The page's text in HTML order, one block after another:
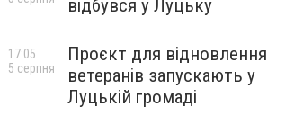
відбувся у Луцьку
Проєкт для відновлення
ветеранів запускають у
Луцькій громаді
17:05
5 серпня